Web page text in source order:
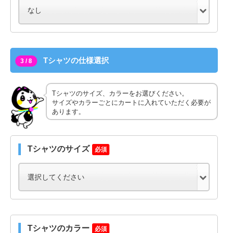
3 / 8 Tシャツの仕様選択
Tシャツのサイズ、カラーをお選びください。
サイズやカラーごとにカートに入れていただく必要が
あります。
Tシャツのサイズ 必須
Tシャツのカラー 必須